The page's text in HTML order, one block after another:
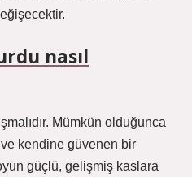
nasıl
Mümkün olduğunca
ve kendine güvenen bir
güçlü, gelişmiş kaslara